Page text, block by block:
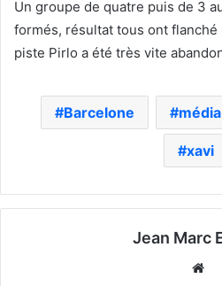
Un groupe de quatre puis de 3
formés, résultat tous ont
piste Pirlo a été très vite
Barcelone
xavi
Jean Marc